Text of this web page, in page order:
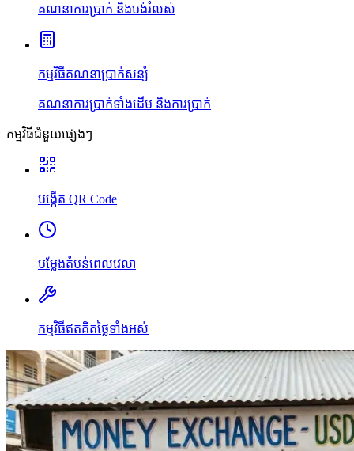
គណនាការប្រាក់ និងបង់រំលស់
កម្មវិធីគណនាប្រាក់សន្សំ
គណនាការប្រាក់ទាំងដើម និងការប្រាក់
កម្មវិធីជំនួយផ្សេងៗ
បង្កើត QR Code
បម្លែងតំបន់ពេលវេលា
កម្មវិធីឥតគិតថ្លៃទាំងអស់